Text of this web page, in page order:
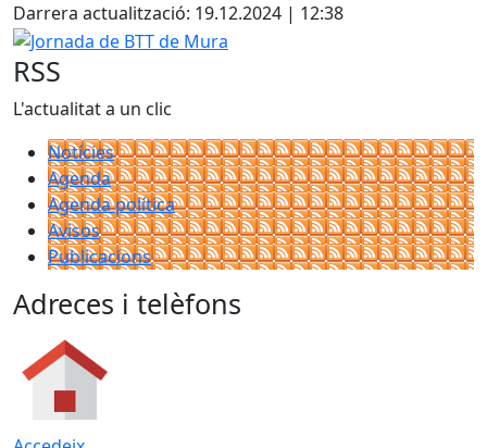
Darrera actualització: 19.12.2024 | 12:38
Jornada de BTT de Mura
RSS
L'actualitat a un clic
Notícies
Agenda
Agenda política
Avisos
Publicacions
Adreces i telèfons